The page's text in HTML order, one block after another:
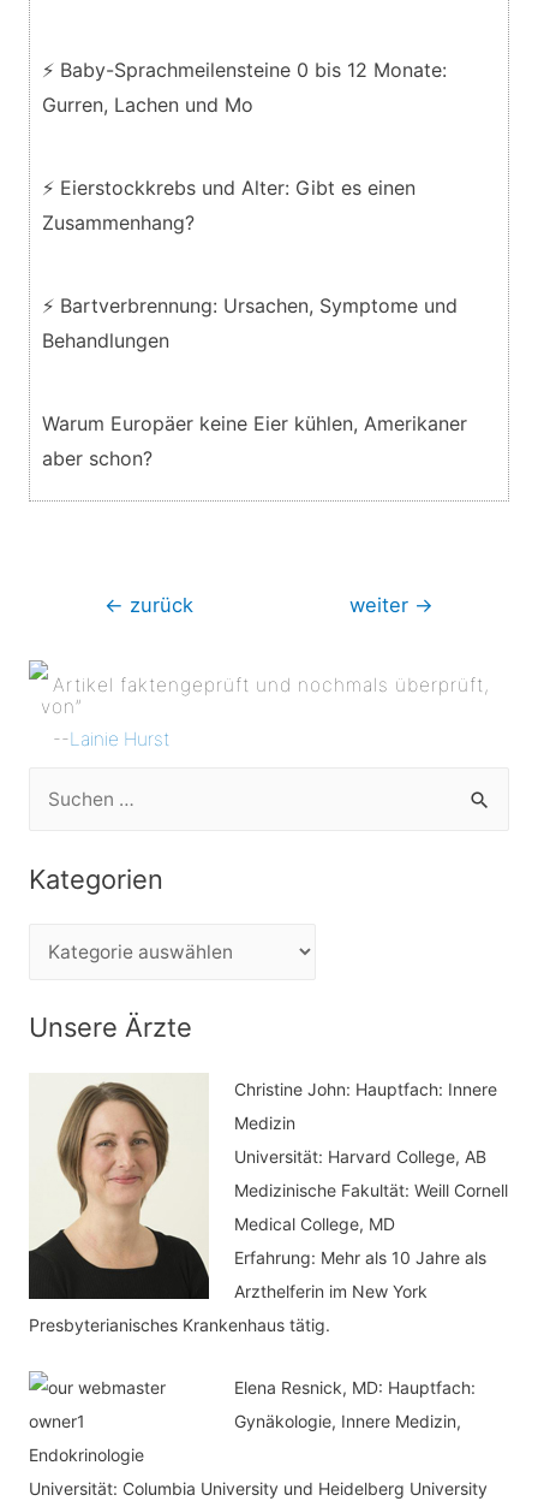
⚡ Baby-Sprachmeilensteine 0 bis 12 Monate:
Gurren, Lachen und Mo
⚡ Eierstockkrebs und Alter: Gibt es einen
Zusammenhang?
⚡ Bartverbrennung: Ursachen, Symptome und
Behandlungen
Warum Europäer keine Eier kühlen, Amerikaner
aber schon?
Beitragsnavigation
← zurück weiter →
Artikel faktengeprüft und nochmals überprüft,
von”
--Lainie Hurst
Kategorien
tUnsere Ärzte
Christine John: Hauptfach: Innere
Medizin
Universität: Harvard College, AB
Medizinische Fakultät: Weill Cornell
Medical College, MD
Erfahrung: Mehr als 10 Jahre als
Arzthelferin im New York
Presbyterianisches Krankenhaus tätig.
Elena Resnick, MD: Hauptfach:
Gynäkologie, Innere Medizin,
Endokrinologie
Universität: Columbia University und Heidelberg University